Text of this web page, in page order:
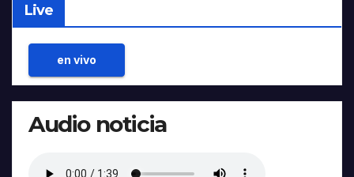
Live
en vivo
Audio noticia